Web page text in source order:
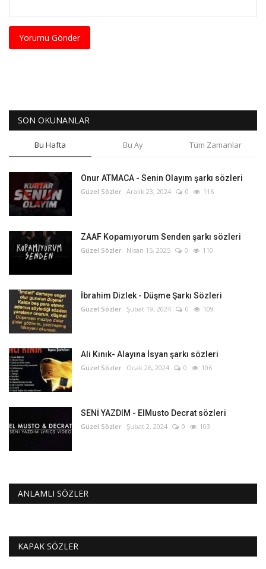
Yorumu Gönder
SON OKUNANLAR
Bu Hafta Bu Ay Tüm Zamanlar
Onur ATMACA - Senin Olayım şarkı sözleri
Güzel Sözler Aralık 23, 2024 0 116
ZAAF Kopamıyorum Senden şarkı sözleri
Güzel Sözler Nisan 15, 2025 0 110
İbrahim Dizlek - Düşme Şarkı Sözleri
Güzel Sözler Şubat 19, 2024 0 109
Ali Kınık- Alayına İsyan şarkı sözleri
Güzel Sözler Ocak 26, 2024 0 106
SENİ YAZDIM - ElMusto Decrat sözleri
Güzel Sözler Şubat 2, 2024 0 103
ANLAMLI SÖZLER
KAPAK SÖZLER